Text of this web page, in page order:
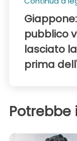
pubblico
lasciato
prima